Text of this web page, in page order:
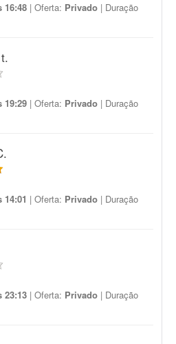
16:48 | Oferta: Privado | Duração
19:29 | Oferta: Privado | Duração
14:01 | Oferta: Privado | Duração
23:13 | Oferta: Privado | Duração